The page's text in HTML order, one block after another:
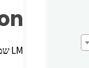
LM שמן 10W40 לאופנוע 4T – ‏1 ליטר